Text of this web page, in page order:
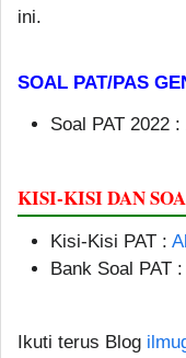
ini.
SOAL PAT/PAS
Soal PAT 2022 :
KISI-KISI DAN
Kisi-Kisi PAT :
Bank Soal PAT :
Ikuti terus Blog